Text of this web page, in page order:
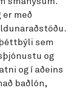
með
sem
og
og í aðeins
baðlón,